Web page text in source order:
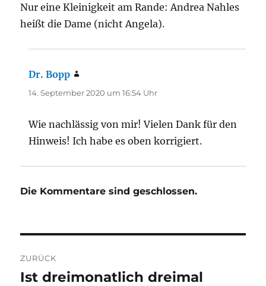
Nur eine Kleinigkeit am Rande: Andrea Nahles
heißt die Dame (nicht Angela).
Dr. Bopp
14. September 2020 um 16:54 Uhr
Wie nachlässig von mir! Vielen Dank für den
Hinweis! Ich habe es oben korrigiert.
Die Kommentare sind geschlossen.
ZURÜCK
Vorheriger
Ist dreimonatlich dreimal